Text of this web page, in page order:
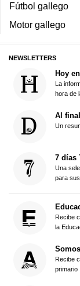
Fútbol gallego
Motor gallego
NEWSLETTERS
Hoy
La
hora de
Al
Un
7 días
Una
para
Recibe
la
Recibe
primario